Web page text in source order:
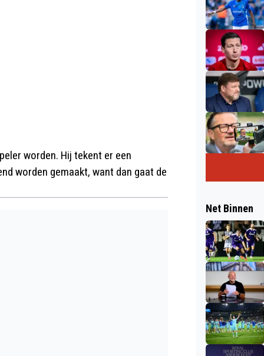
worden. Hij tekent er een
worden gemaakt, want dan gaat de
Net Binnen